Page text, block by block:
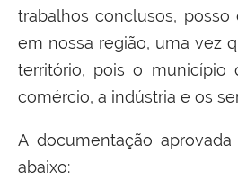
trabalhos conclusos,
em nossa região, uma vez
território, pois o
comércio, a indústria e os
A documentação
abaixo: